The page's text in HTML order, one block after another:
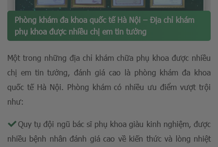
Phòng khám đa khoa quốc tế Hà Nội – Địa chỉ khám
phụ khoa được nhiều chị em tin tưởng
Một trong những địa chỉ khám chữa phụ khoa được nhiều
chị em tin tưởng, đánh giá cao là phòng khám đa khoa
quốc tế Hà Nội. Phòng khám có nhiều ưu điểm vượt trội
như:
Quy tụ đội ngũ bác sĩ phụ khoa giàu kinh nghiệm, được
nhiều bệnh nhân đánh giá cao về kiến thức và lòng nhiệt